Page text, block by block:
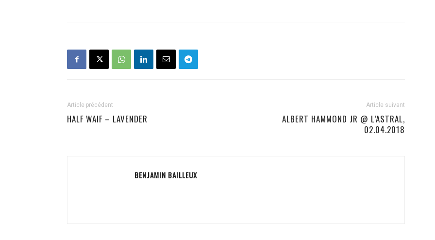
Article précédent
HALF WAIF – LAVENDER
Article suivant
ALBERT HAMMOND JR @ L’ASTRAL,
02.04.2018
BENJAMIN BAILLEUX